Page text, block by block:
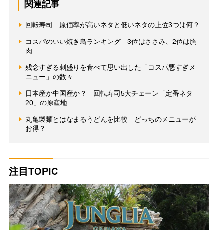
関連記事
回転寿司 原価率が高いネタと低いネタの上位3つは何？
コスパのいい焼き鳥ランキング 3位はささみ、2位は胸
肉
残念すぎる刺盛りを食べて思い出した「コスパ悪すぎメ
ニュー」の数々
日本産か中国産か？ 回転寿司5大チェーン「定番ネタ
20」の原産地
丸亀製麺とはなまるうどんを比較 どっちのメニューが
お得？
注目TOPIC